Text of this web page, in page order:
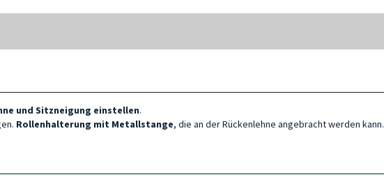
und Sitzneigung einstellen.
Rollenhalterung mit Metallstange, die an der Rückenlehne angebracht werden kann.